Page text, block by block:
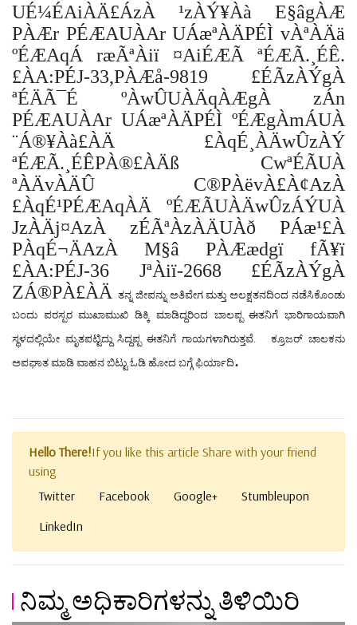
UÉ¼ÉAiÀÄ£ÁzÀ ¹zÀÝ¥Àà E§âgÀÆ
PÀÆr PÉÆAUÀAr UÁæªÀÄPÉÌ vÀªÀÄä
ºÉÆAqÁ ræÃªÀiï ¤AiÉÆÃ ªÉÆÃ.¸ÉÊ.
£ÀA:PÉJ-33,PÀÆå-9819 £ÉÃzÀÝgÀ
ªÉÄÃ¯É ºÀwÛUÀÄqÀÆgÀ zÁn
PÉÆAUÀAr UÁæªÀÄPÉÌ ºÉÆgÀmÁUÀ
¨Á®¥Àà£ÀÄ £ÀqÉ¸ÀÄwÛzÀÝ
ªÉÆÃ.¸ÉÊPÀ®£ÀÄß CwªÉÃUÀ
ªÀÄvÀÄÛ C®PÀëvÀ£À¢AzÀ
£ÀqÉ¹PÉÆAqÀÄ ºÉÆÃUÀÄwÛzÁÝUÀ
JzÀÄj¤AzÀ zÉÃªÀzÀÄUÀð PÁæ¹£À
PÀqÉ¬ÄAzÀ M§â PÀÆædgï fÃ¥ï
£ÀA:PÉJ-36 JªÀiï-2668 £ÉÃzÀÝgÀ
ZÁ®PÀ£ÀÄ ತನ್ನ ಜೀಪನ್ನು ಅತಿವೇಗ ಮತ್ತು ಅಲಕ್ಷತನದಿಂದ ನಡೆಸಿಕೊಂಡು
ಬಂದು ಪರಸ್ಪರ ಮುಖಾಮುಖಿ ಡಿಕ್ಕಿ ಮಾಡಿದ್ದರಿಂದ ಬಾಲಪ್ಪ ಈತನಿಗೆ ಭಾರಿಗಾಯವಾಗಿ
ಸ್ಥಳದಲ್ಲಿಯೇ ಮೃತಪಟ್ಟಿದ್ದು ಸಿದ್ದಪ್ಪ ಈತನಿಗೆ ಗಾಯಗಳಾಗಿರುತ್ತವೆ.
ಕ್ರೂಜರ್ ಚಾಲಕನು
ಅಪಘಾತ ಮಾಡಿ ವಾಹನ ಬಿಟ್ಟು ಓಡಿ ಹೋದ ಬಗ್ಗೆ ಫಿರ್ಯಾದಿ.
Hello There!If you like this article Share with your friend
using
Twitter
Facebook Google+
Stumbleupon
LinkedIn
ನಿಮ್ಮ ಅಧಿಕಾರಿಗಳನ್ನು ತಿಳಿಯಿರಿ